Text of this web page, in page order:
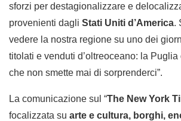
sforzi per destagionalizzare e
provenienti dagli Stati Uniti d’America.
vedere la nostra regione su uno dei
titolati e venduti d’oltreoceano: la
che non smette mai di sorprenderci”.
La comunicazione sul “The New York
focalizzata su arte e cultura, borghi,